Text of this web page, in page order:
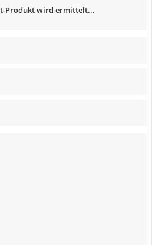
Produkt wird ermittelt...